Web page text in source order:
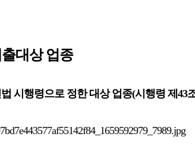
대상 업종
시행령으로 정한 대상 업종(시행령 제43